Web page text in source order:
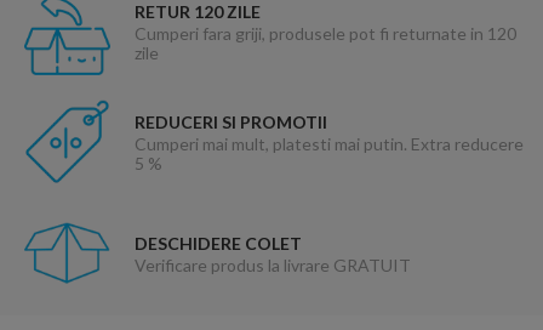
RETUR 120 ZILE
Cumperi fara griji, produsele pot fi returnate in 120
zile
REDUCERI SI PROMOTII
Cumperi mai mult, platesti mai putin. Extra reducere
5 %
DESCHIDERE COLET
Verificare produs la livrare GRATUIT